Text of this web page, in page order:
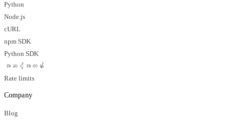
Python
Node.js
cURL
npm SDK
Python SDK
အဆင့်အတန်း
Rate limits
Company
Blog